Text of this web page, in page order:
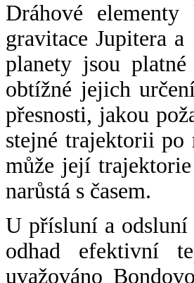
Dráhové
gravitace Jupitera
planety jsou
obtížné jejich
přesnosti, jakou
stejné trajektorii po
může její
narůstá s časem.
U přísluní a odsluní
odhad efektivní
uvažováno